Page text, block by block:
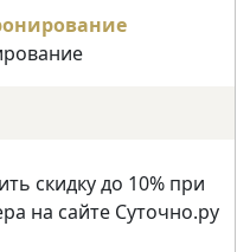
скидку до 10% при
на сайте Суточно.ру